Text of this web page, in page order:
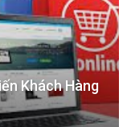
Khách Hàng